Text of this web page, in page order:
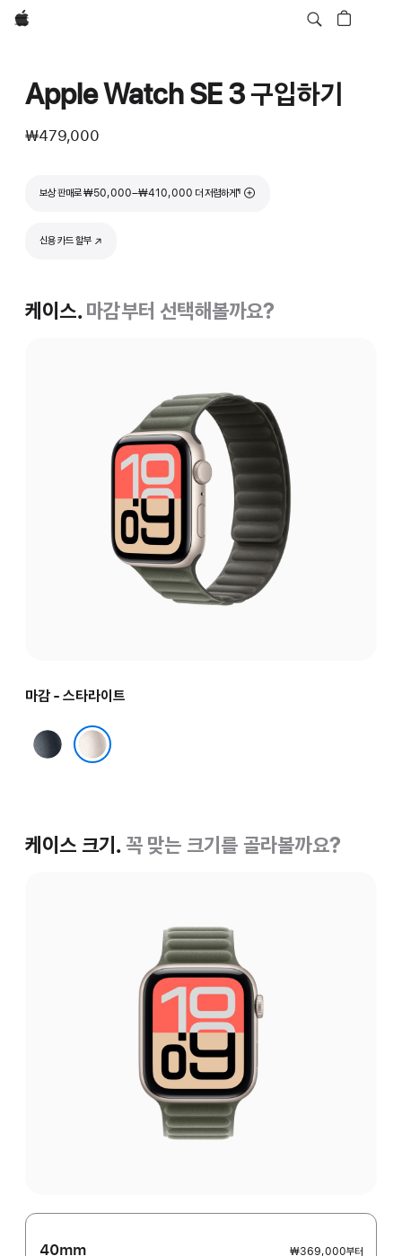
Apple
Apple Watch SE 3 구입하기
₩479,000
보상 판매로 ₩50,000–₩410,000 더 저렴하게
각주
¶
신용 카드 할부
(새 창에서 열림)
케이스.마감부터 선택해볼까요?
마감 - 스타라이트
미드나이트
케이스 크기. 꼭 맞는 크기를 골라볼까요?
40mm ₩369,000부터